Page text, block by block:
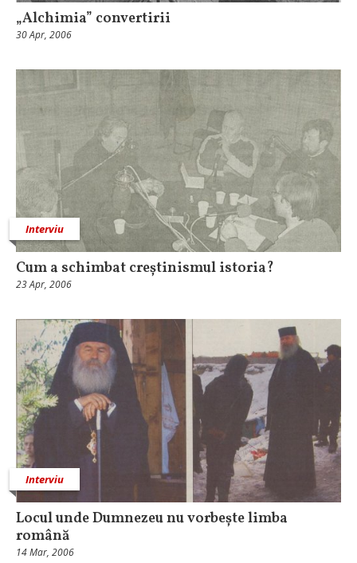
„Alchimia” convertirii
30 Apr, 2006
Interviu
Cum a schimbat creștinismul istoria?
23 Apr, 2006
Interviu
Locul unde Dumnezeu nu vorbește limba
română
14 Mar, 2006